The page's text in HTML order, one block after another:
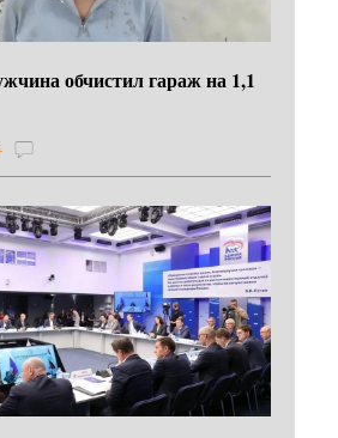
обчистил гараж на 1,1